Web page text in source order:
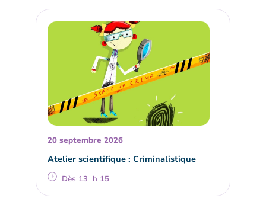
20 septembre 2026
Atelier scientifique : Criminalistique
Dès 13 h 15